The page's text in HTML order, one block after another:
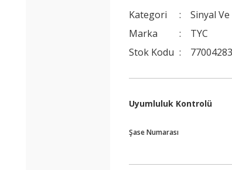
Kategori
Sinyal
Marka
TYC
Stok Kodu
Uyumluluk Kontrolü
Şase Numarası